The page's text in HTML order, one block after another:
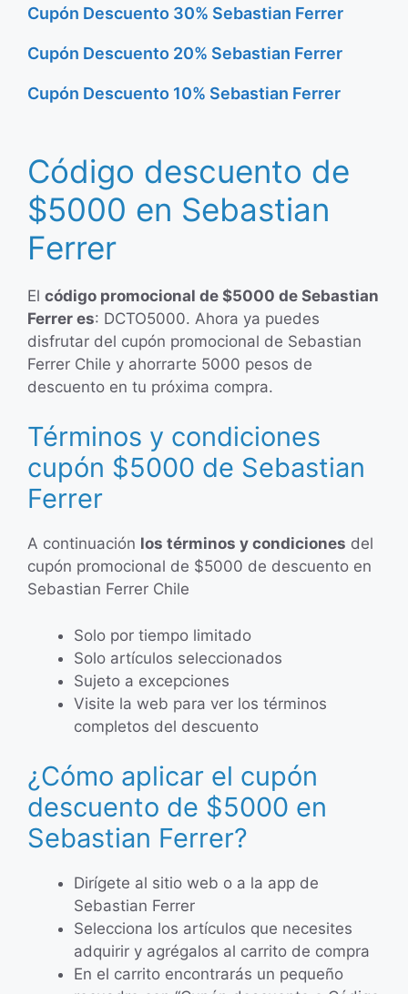
Cupón Descuento 30% Sebastian Ferrer
Cupón Descuento 20% Sebastian Ferrer
Cupón Descuento 10% Sebastian Ferrer
Código descuento de
$5000 en Sebastian
Ferrer
El código promocional de $5000 de Sebastian
Ferrer es: DCTO5000. Ahora ya puedes
disfrutar del cupón promocional de Sebastian
Ferrer Chile y ahorrarte 5000 pesos de
descuento en tu próxima compra.
Términos y condiciones
cupón $5000 de Sebastian
Ferrer
A continuación los términos y condiciones del
cupón promocional de $5000 de descuento en
Sebastian Ferrer Chile
Solo por tiempo limitado
Solo artículos seleccionados
Sujeto a excepciones
Visite la web para ver los términos
completos del descuento
¿Cómo aplicar el cupón
descuento de $5000 en
Sebastian Ferrer?
Dirígete al sitio web o a la app de
Sebastian Ferrer
Selecciona los artículos que necesites
adquirir y agrégalos al carrito de compra
En el carrito encontrarás un pequeño